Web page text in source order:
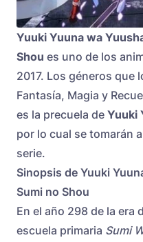
Yuuki Yuuna wa
Shou es uno de los
2017. Los géneros que
Fantasía, Magia y
es la precuela de Yuuki
por lo cual se tomarán
serie.
Sinopsis de Yuuki
Sumi no Shou
En el año 298 de la era
escuela primaria Sumi